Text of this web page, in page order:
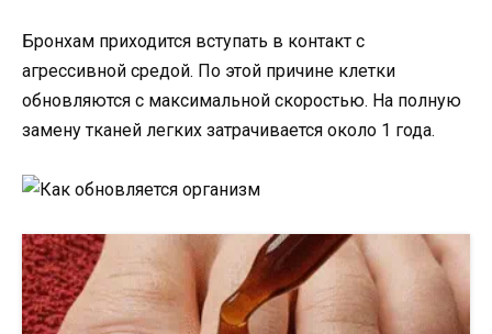
Бронхам приходится вступать в контакт с
агрессивной средой. По этой причине клетки
обновляются с максимальной скоростью. На полную
замену тканей легких затрачивается около 1 года.